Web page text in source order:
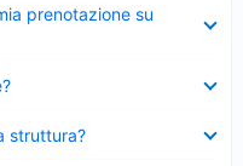
prenotazione su
struttura?